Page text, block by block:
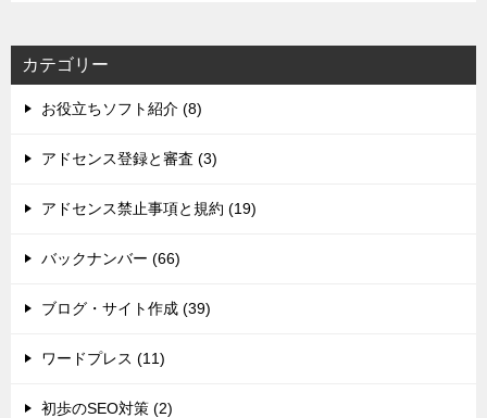
カテゴリー
お役立ちソフト紹介 (8)
アドセンス登録と審査 (3)
アドセンス禁止事項と規約 (19)
バックナンバー (66)
ブログ・サイト作成 (39)
ワードプレス (11)
初歩のSEO対策 (2)